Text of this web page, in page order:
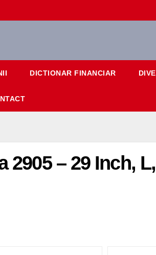
DICTIONAR FINANCIAR
2905 – 29 Inch,